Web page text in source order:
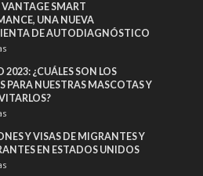
SMART
UNA NUEVA
DE AUTODIAGNÓSTICO
2023: ¿CUÁLES SON LOS
PARA NUESTRAS MASCOTAS Y
Y VISAS DE MIGRANTES Y
EN ESTADOS UNIDOS